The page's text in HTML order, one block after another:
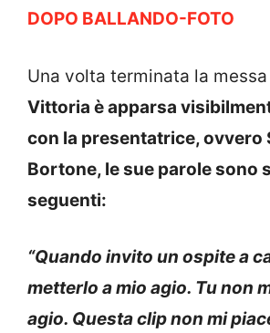
DOPO BALLANDO-FOTO
Una volta terminata la
Vittoria è apparsa
con la presentatrice, ovvero
Bortone, le sue parole sono
seguenti:
“Quando invito un ospite a
metterlo a mio agio. Tu non
agio. Questa clip non mi